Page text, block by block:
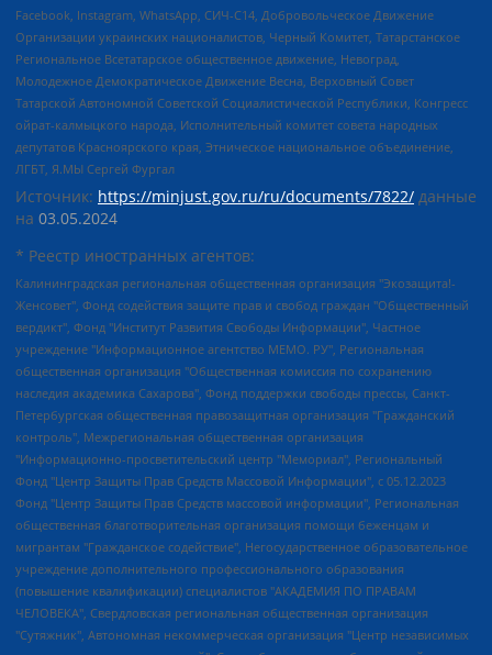
Facebook, Instagram, WhatsApp, СИЧ-С14, Добровольческое Движение
Организации украинских националистов, Черный Комитет, Татарстанское
Региональное Всетатарское общественное движение, Невоград,
Молодежное Демократическое Движение Весна, Верховный Совет
Татарской Автономной Советской Социалистической Республики, Конгресс
ойрат-калмыцкого народа, Исполнительный комитет совета народных
депутатов Красноярского края, Этническое национальное объединение,
ЛГБТ, Я.МЫ Сергей Фургал
Источник: https://minjust.gov.ru/ru/documents/7822/ данные
на 03.05.2024
* Реестр иностранных агентов:
Калининградская региональная общественная организация "Экозащита!-Женсовет", Фонд содействия защите прав и свобод граждан "Общественный вердикт", Фонд "Институт Развития Свободы Информации", Частное учреждение "Информационное агентство МЕМО. РУ", Региональная общественная организация "Общественная комиссия по сохранению наследия академика Сахарова", Фонд поддержки свободы прессы, Санкт-Петербургская общественная правозащитная организация "Гражданский контроль", Межрегиональная общественная организация "Информационно-просветительский центр "Мемориал", Региональный Фонд "Центр Защиты Прав Средств Массовой Информации", с 05.12.2023 Фонд "Центр Защиты Прав Средств массовой информации", Региональная общественная благотворительная организация помощи беженцам и мигрантам "Гражданское содействие", Негосударственное образовательное учреждение дополнительного профессионального образования (повышение квалификации) специалистов "АКАДЕМИЯ ПО ПРАВАМ ЧЕЛОВЕКА", Свердловская региональная общественная организация "Сутяжник", Автономная некоммерческая организация "Центр независимых социологических исследований", Союз общественных объединений "Российский исследовательский центр по правам человека", Региональное общественное учреждение научно-информационный центр "МЕМОРИАЛ", Некоммерческая организация "Фонд защиты гласности", Автономная некоммерческая организация "Институт прав человека", Городская общественная организация "Екатеринбургское общество "МЕМОРИАЛ", Городская общественная организация "Рязанское историко-просветительское и правозащитное общество "Мемориал" (Рязанский Мемориал), Челябинский региональный орган общественной самодеятельности – женское общественное объединение "Женщины Евразии", Челябинский региональный орган общественной самодеятельности "Уральская правозащитная группа", Фонд содействия защите здоровья и социальной справедливости имени Андрея Рылькова, Автономная Некоммерческая Организация "Аналитический Центр Юрия Левады", Автономная некоммерческая организация социальной поддержки населения "Проект Апрель", Региональная общественная организация помощи женщинам и детям, находящимся в кризисной ситуации "Информационно-методический центр "Анна", Фонд содействия развитию массовых коммуникаций и правовому просвещению "Так-так-Так", Фонд содействия устойчивому развитию "Серебряная тайга", Свердловский региональный общественный фонд социальных проектов "Новое время", "Idel.Реалии", Кавказ.Реалии, Крым.Реалии, Телеканал Настоящее Время, Татаро-башкирская служба Радио Свобода (Azatliq Radiosi), Радио Свободная Европа/Радио Свобода (PCE/PC), "Сибирь.Реалии", "Фактограф", Благотворительный фонд помощи осужденным и их семьям, Автономная некоммерческая организация "Институт глобализации и социальных движений", Фонд "В защиту прав заключенных", Частное учреждение "Центр поддержки и содействия развитию средств массовой информации", Пензенский региональный общественный благотворительный фонд "Гражданский союз", "Север.Реалии", Некоммерческая организация Фонд "Правовая инициатива", Общество с ограниченной ответственностью "Радио Свободная Европа/Радио Свобода", Чешское информационное агентство "MEDIUM-ORIENT", Красноярская региональная общественная организация "Мы против СПИДа", Камалягин Денис Николаевич, Маркелов Сергей Евгеньевич, Пономарев Лев Александрович, Савицкая Людмила Алексеевна, Автономная некоммерческая организация "Центр по работе с проблемой насилия "НАСИЛИЮ.НЕТ", Межрегиональный профессиональный союз работников здравоохранения "Альянс врачей", Юридическое лицо, зарегистрированное в Латвийской Республике, SIA "Medusa Project" (регистрационный номер 40103797863, дата регистрации 10.06.2014), Некоммерческая организация "Фонд по борьбе с коррупцией", Автономная некоммерческая организация "Институт права и публичной политики", Баданин Роман Сергеевич, Гликин Максим Александрович, Железнова Мария Михайловна, Лукьянова Юлия Сергеевна, Маетная Елизавета Витальевна, Маняхин Петр Борисович, Чуракова Ольга Владимировна, Ярош Юлия Петровна, Юридическое лицо "The Insider SIA", зарегистрированное в Риге, Латвийская Республика (дата регистрации 26.06.2015), являющееся администратором доменного имени интернет-издания "The Insider SIA", https://theins.ru, Постернак Алексей Евгеньевич, Рубин Михаил Аркадьевич, Анин Роман Александрович, Юридическое лицо Istories fonds, зарегистрированное в Латвийской Республике (регистрационный номер 50008295751, дата регистрации 24.02.2020), Великовский Дмитрий Александрович, Долинина Ирина Николаевна, Мароховская Алеся Алексеевна, Шлейнов Роман Юрьевич, Шмагун Олеся Валентиновна, Общество с ограниченной ответственностью "Альтаир 2021", Общество с ограниченной ответственностью "Вега 2021", Общество с ограниченной ответственностью "Главный редактор 2021", Общество с ограниченной ответственностью "Ромашки монолит", Важенков Артем Валерьевич, Ивановская областная общественная организация "Центр гендерных исследований", Гурман Юрий Альбертович, Медиапроект "ОВД-Инфо", Егоров Владимир Владимирович, Жилинский Владимир Александрович, Общество с ограниченной ответственностью "ЗП", Иванова София Юрьевна, Карезина Инна Павловна, Кильтау Екатерина Викторовна, Петров Алексей Викторович, Пискунов Сергей Евгеньевич, Смирнов Сергей Сергеевич, Тихонов Михаил Сергеевич, Общество с ограниченной ответственностью "ЖУРНАЛИСТ-ИНОСТРАННЫЙ АГЕНТ", Арапова Галина Юрьевна, Вольтская Татьяна Анатольевна, Американская компания "Mason G.E.S. Anonymous Foundation" (США), являющаяся владельцем интернет-издания https://mnews.world/, Компания "Stichting Bellingcat", зарегистрированная в Нидерландах (дата регистрации 11.07.2018), Захаров Андрей Вячеславович, Клепиковская Екатерина Дмитриевна, Общество с ограниченной ответственностью "МЕМО", Перл Роман Александрович, Симонов Евгений Алексеевич, Соловьева Елена Анатольевна, Сотников Даниил Владимирович, Сурначева Елизавета Дмитриевна, Автономная некоммерческая организация по защите прав человека и информированию населения "Якутия – Наше Мнение", Общество с ограниченной ответственностью "Москоу диджитал медиа", с 26.01.2023 Общество с ограниченной ответственностью "Чайка Белые сады", Ветошкина Валерия Валерьевна, Заговора Максим Александрович, Межрегиональное общественное движение "Российская ЛГБТ - сеть", Оленичев Максим Владимирович, Павлов Иван Юрьевич, Скворцова Елена Сергеевна, Общество с ограниченной ответственностью "Как бы инагент", Кочетков Игорь Викторович, Общество с ограниченной ответственностью "Честные выборы", Еланчик Олег Александрович, Общество с ограниченной ответственностью "Нобелевский призыв", Гималова Регина Эмилевна, Григорьев Андрей Валерьевич, Григорьева Алина Александровна, Ассоциация по содействию защите прав призывников, альтернативнослужащих и военнослужащих "Правозащитная группа "Гражданин.Армия.Право", Хисамова Регина Фаритовна, Автономная некоммерческая организация по реализации социально-правовых программ "Лилит", Дальневосточное общественное движение "Маяк", Санкт-Петербургская ЛГБТ-инициативная группа "Выход", Инициативная группа ЛГБТ+ "Реверс", Алексеев Андрей Викторович, Бекбулатова Таисия Львовна, Беляев Иван Михайлович, Владыкина Елена Сергеевна, Гельман Марат Александрович, Никульшина Вероника Юрьевна, Толоконникова Надежда Андреевна, Шендерович Виктор Анатольевич, Общество с ограниченной ответственностью "Данное сообщение", Общество с ограниченной ответственностью Издательский дом "Новая глава", Айнбиндер Александра Александровна, Московский комьюнити-центр для ЛГБТ+инициатив, Благотворительный фонд развития филантропии, Deutsche Welle (Германия, Kurt-Schumacher-Strasse 3, 53113 Bonn), Борзунова Мария Михайловна, Воробьев Виктор Викторович, Голубева Анна Львовна, Константинова Алла Михайловна, Малкова Ирина Владимировна, Мурадов Мурад Абдулгалимович, Осетинская Елизавета Николаевна, Понасенков Евгений Николаевич, Ганапольский Матвей Юрьевич, Киселев Евгений Алексеевич, Борухович Ирина Григорьевна, Дремин Иван Тимофеевич, Дубровский Дмитрий Викторович, Красноярская региональная общественная организация поддержки и развития альтернативных образовательных технологий и межкультурных коммуникаций "ИНТЕРРА", Маяковская Екатерина Алексеевна, Фейгин Марк Захарович, Филимонов Андрей Викторович, Дзугкоева Регина Николаевна, Доброхотов Роман Александрович, Дудь Юрий Александрович, Елкин Сергей Владимирович, Кругликов Кирилл Игоревич, Сабунаева Мария Леонидовна, Семенов Алексей Владимирович, Шаинян Карен Багратович, Шульман Екатерина Михайловна, Асафьев Артур Валерьевич, Вахштайн Виктор Семенович, Венедиктов Алексей Алексеевич, Лушникова Екатерина Евгеньевна, Волков Леонид Михайлович, Невзоров Александр Глебович, Пархоменко Сергей Борисович, Сироткин Ярослав Николаевич, Кара-Мурза Владимир Владимирович, Баранова Наталья Владимировна, Гозман Леонид Яковлевич, Кагарлицкий Борис Юльевич, Климарев Михаил Валерьевич, Милов Владимир Станиславович, Автономная некоммерческая организация Краснодарский центр современного искусства "Типография", Моргенштерн Алишер Тагирович, Соболь Любовь Эдуардовна, Общество с ограниченной ответственностью "ЛИЗА НОРМ", Каспаров Гарри Кимович, Ходорковский Михаил Борисович, Общество с ограниченной ответственностью "Апрельские тезисы", Данилович Ирина Брониславовна, Кашин Олег Владимирович, Петров Николай Владимирович, Пивоваров Алексей Владимирович, Соколов Михаил Владимирович, Цветкова Юлия Владимировна, Чичваркин Евгений Александрович, Комитет против пыток/Команда против пыток, Общество с ограниченной ответственностью "Первый научный", Общество с ограниченной ответственностью "Вертолет и ко", Белоцерковская Вероника Борисовна, Кац Максим Евгеньевич, Лазарева Татьяна Юрьевна, Шаведдинов Руслан Табризович, Яшин Илья Валерьевич, Общество с ограниченной ответственностью "Иноагент ААВ", Алешковский Дмитрий Петрович, Альбац Евгения Марковна, Быков Дмитрий Львович, Галямина Юлия Евгеньевна, Лойко Сергей Леонидович, Мартынов Кирилл Константинович, Медведев Сергей Александрович, Крашенинников Федор Геннадиевич, Гордеева Катерина Вл